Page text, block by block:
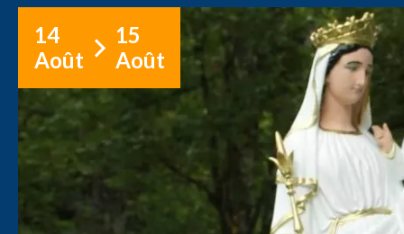
14
Août
15
Août